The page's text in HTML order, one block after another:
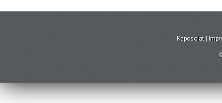
Kapcsolat |